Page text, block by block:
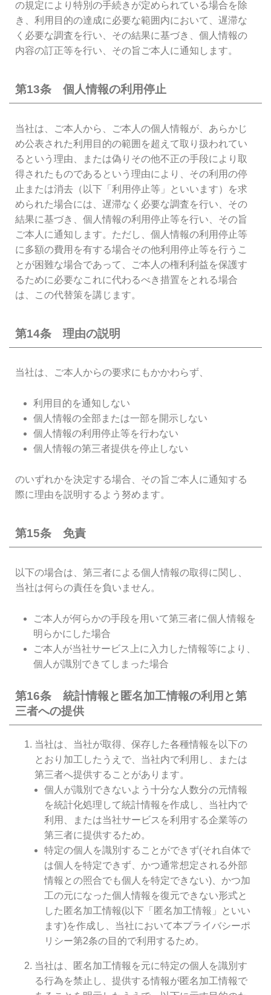
の規定により特別の手続きが定められている場合を除
き、利用目的の達成に必要な範囲内において、遅滞な
く必要な調査を行い、その結果に基づき、個人情報の
内容の訂正等を行い、その旨ご本人に通知します。
第13条 個人情報の利用停止
当社は、ご本人から、ご本人の個人情報が、あらかじ
め公表された利用目的の範囲を超えて取り扱われてい
るという理由、または偽りその他不正の手段により取
得されたものであるという理由により、その利用の停
止または消去（以下「利用停止等」といいます）を求
められた場合には、遅滞なく必要な調査を行い、その
結果に基づき、個人情報の利用停止等を行い、その旨
ご本人に通知します。ただし、個人情報の利用停止等
に多額の費用を有する場合その他利用停止等を行うこ
とが困難な場合であって、ご本人の権利利益を保護す
るために必要なこれに代わるべき措置をとれる場合
は、この代替策を講じます。
第14条 理由の説明
当社は、ご本人からの要求にもかかわらず、
利用目的を通知しない
個人情報の全部または一部を開示しない
個人情報の利用停止等を行わない
個人情報の第三者提供を停止しない
のいずれかを決定する場合、その旨ご本人に通知する
際に理由を説明するよう努めます。
第15条 免責
以下の場合は、第三者による個人情報の取得に関し、
当社は何らの責任を負いません。
ご本人が何らかの手段を用いて第三者に個人情報を
明らかにした場合
ご本人が当社サービス上に入力した情報等により、
個人が識別できてしまった場合
第16条 統計情報と匿名加工情報の利用と第
三者への提供
当社は、当社が取得、保存した各種情報を以下の
とおり加工したうえで、当社内で利用し、または
第三者へ提供することがあります。
個人が識別できないよう十分な人数分の元情報
を統計化処理して統計情報を作成し、当社内で
利用、または当社サービスを利用する企業等の
第三者に提供するため。
特定の個人を識別することができず(それ自体で
は個人を特定できず、かつ通常想定される外部
情報との照合でも個人を特定できない)、かつ加
工の元になった個人情報を復元できない形式と
した匿名加工情報(以下「匿名加工情報」といい
ます)を作成し、当社において本プライバシーポ
リシー第2条の目的で利用するため。
当社は、匿名加工情報を元に特定の個人を識別す
る行為を禁止し、提供する情報が匿名加工情報で